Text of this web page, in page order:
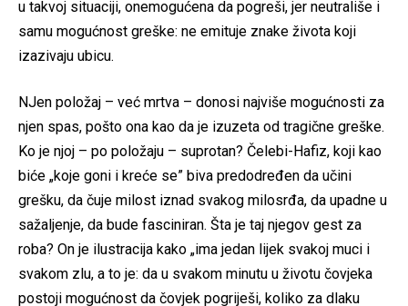
u takvoj situaciji, onemogućena da pogreši, jer neutrališe i
samu mogućnost greške: ne emituje znake života koji
izazivaju ubicu.
NJen položaj – već mrtva – donosi najviše mogućnosti za
njen spas, pošto ona kao da je izuzeta od tragične greške.
Ko je njoj – po položaju – suprotan? Čelebi-Hafiz, koji kao
biće „koje goni i kreće se” biva predodređen da učini
grešku, da čuje milost iznad svakog milosrđa, da upadne u
sažaljenje, da bude fasciniran. Šta je taj njegov gest za
roba? On je ilustracija kako „ima jedan lijek svakoj muci i
svakom zlu, a to je: da u svakom minutu u životu čovjeka
postoji mogućnost da čovjek pogriješi, koliko za dlaku